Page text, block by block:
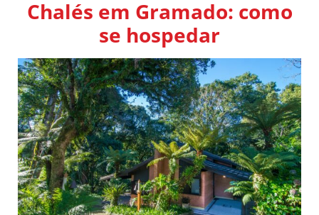
Chalés em Gramado: como
se hospedar